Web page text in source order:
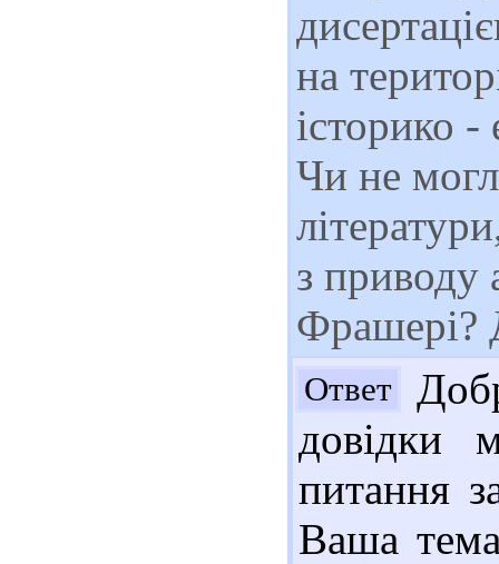
на
історико
Чи не
з приводу
Фрашері?
Ответ
довідки
питання
Ваша